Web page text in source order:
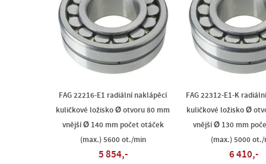
FAG 22216-E1 radiální naklápěcí
kuličkové ložisko Ø otvoru 80 mm
vnější Ø 140 mm počet otáček
(max.) 5600 ot./min
5 854,-
FAG 22312-E1-K
kuličkové ložisko Ø
vnější Ø 130 mm
(max.) 5000 ot./
6 410,-